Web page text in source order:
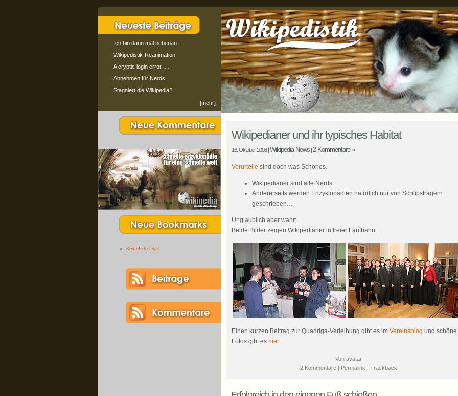
Ich bin dann mal nebenan…
Wikipedistik-Reanimation
A cryptic login error, …
Abnehmen für Nerds
Stagniert die Wikipedia?
[mehr]
Komplette Liste
Wikipedianer und ihr typisches Habitat
16. Oktober 2008 |Wikipedia-News |2 Kommentare »
Vorurteile sind doch was Schönes.
Wikipedianer sind alle Nerds.
Andererseits werden Enzyklopädien natürlich nur von Schlipsträgern
geschrieben…
Unglaublich aber wahr:
Beide Bilder zeigen Wikipedianer in freier Laufbahn…
Einen kurzen Beitrag zur Quadriga-Verleihung gibt es im Vereinsblog und schöne
Fotos gibt es hier.
Von avatar
2 Kommentare | Permalink | Trackback